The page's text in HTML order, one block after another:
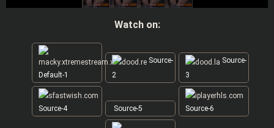
Watch on:
Default-1
Source-
2
Source-
3
Source-4 Source-5 Source-6